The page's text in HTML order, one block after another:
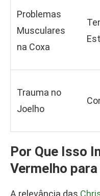
Problemas
Musculares
na Coxa
Trauma no
Joelho
Por Que Isso
Vermelho
A relevância das